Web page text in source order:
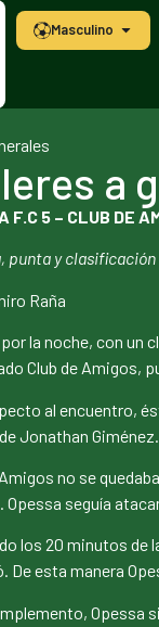
Masculino
a
F.C 5 – CLUB DE
punta y clasificación
Raña
la noche, con un
Club de Amigos,
al encuentro,
Jonathan Giménez.
no se
Opessa seguía
los 20 minutos de
De esta manera
Opessa